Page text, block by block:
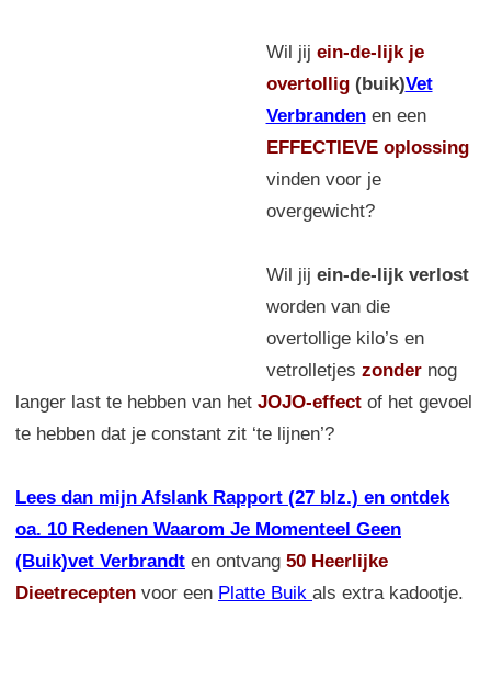
Wil jij ein-de-lijk je
overtollig(buik)Vet
Verbranden en een
EFFECTIEVE oplossing
vinden voor je
overgewicht?
Wil jij ein-de-lijk verlost
worden van die
overtollige kilo’s en
vetrolletjes zondernog
langer last te hebben van het JOJO-effect of het gevoel
te hebben dat je constant zit ‘te lijnen’?
Lees dan mijn Afslank Rapport (27 blz.) en ontdek
oa. 10 Redenen Waarom Je Momenteel Geen
(Buik)vet Verbrandt en ontvang 50 Heerlijke
Dieetrecepten voor een Platte Buik als extra kadootje.